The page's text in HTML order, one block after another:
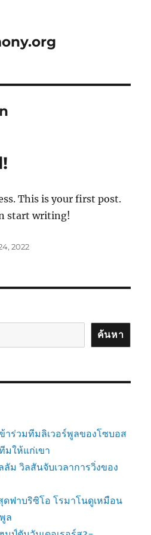
This is your first post.
start writing!
2022
ค้นหา
าร่วมทีมลิเวอร์พูลของโซบอส
มให้แก่เขา
ม วิลสันจับเวลาการวิ่งของ
ดฟาบริซิโอ โรมาโนดูเหมือน
ล